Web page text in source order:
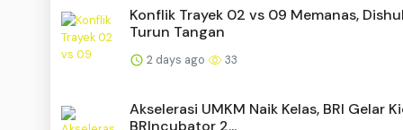
Konflik Trayek 02 vs 09 Memanas,
Turun Tangan
2 days ago 33
Akselerasi UMKM Naik Kelas, BRI Gelar
BRIncubator 2...